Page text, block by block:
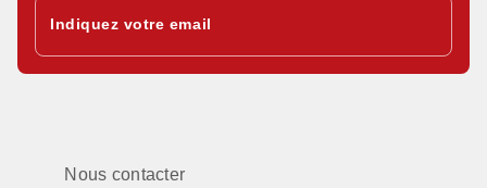
Indiquez votre email
Nous contacter